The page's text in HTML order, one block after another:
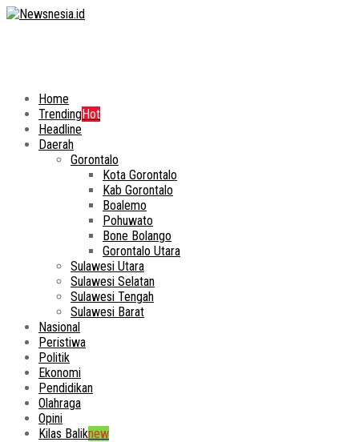
Home
TrendingHot
Headline
Daerah
Gorontalo
Kota Gorontalo
Kab Gorontalo
Boalemo
Pohuwato
Bone Bolango
Gorontalo Utara
Sulawesi Utara
Sulawesi Selatan
Sulawesi Tengah
Sulawesi Barat
Nasional
Peristiwa
Politik
Ekonomi
Pendidikan
Olahraga
Opini
Kilas Baliknew